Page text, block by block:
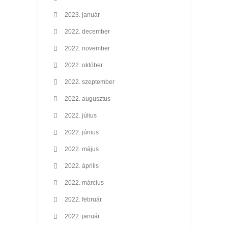
2023. január
2022. december
2022. november
2022. október
2022. szeptember
2022. augusztus
2022. július
2022. június
2022. május
2022. április
2022. március
2022. február
2022. január